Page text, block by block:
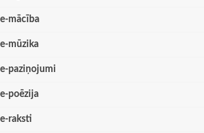
e-mācība
e-mūzika
e-paziņojumi
e-poēzija
e-raksti